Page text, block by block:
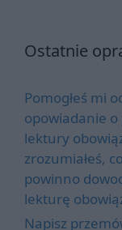
Ostatnie
Pomogłeś mi
opowiadanie
lektury
zrozumiałeś,
powinno
lekturę
Napisz